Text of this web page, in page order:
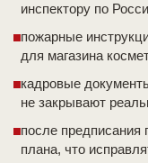
инспектору по
пожарные
для магазина
кадровые
не закрывают
после предписания
плана, что